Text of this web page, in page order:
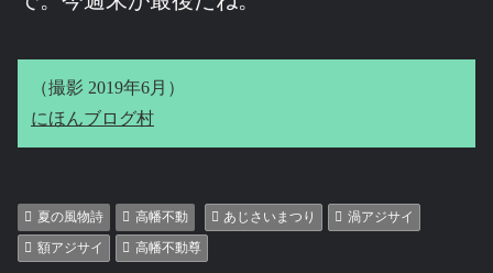
（撮影 2019年6月）
にほんブログ村
夏の風物詩 高幡不動 あじさいまつり
渦アジサイ
額アジサイ
高幡不動尊